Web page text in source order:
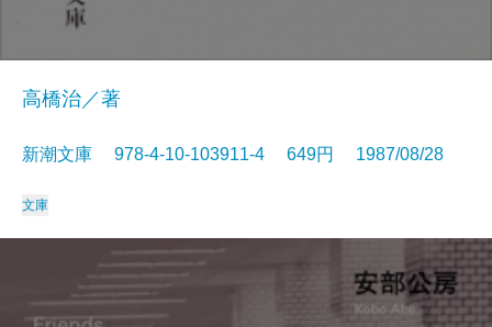
高橋治／著
新潮文庫 978-4-10-103911-4 649円 1987/08/28
文庫